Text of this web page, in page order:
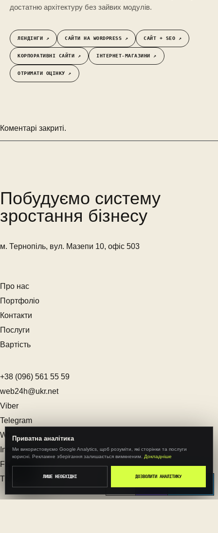
достатню архітектуру без зайвих модулів.
ЛЕНДІНГИ ↗︎ САЙТИ НА WORDPRESS ↗︎ САЙТ + SEO ↗︎
КОРПОРАТИВНІ САЙТИ ↗︎ ІНТЕРНЕТ-МАГАЗИНИ ↗︎
ОТРИМАТИ ОЦІНКУ ↗︎
Коментарі закриті.
Побудуємо систему
зростання бізнесу
м. Тернопіль, вул. Мазепи 10, офіс 503
Про нас
Портфоліо
Контакти
Послуги
Вартість
+38 (096) 561 55 59
web24h@ukr.net
Viber
Telegram
WhatsApp
Instagram
Facebook
Threads
Приватна аналітика
Ми використовуємо Google Analytics, щоб розуміти, які сторінки та послуги
корисні. Рекламне зберігання залишається вимкненим. Докладніше
ЛИШЕ НЕОБХІДНІ ДОЗВОЛИТИ АНАЛІТИКУ
×